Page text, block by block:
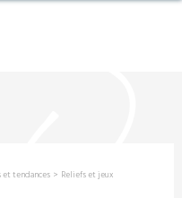
tendances > Reliefs et jeux